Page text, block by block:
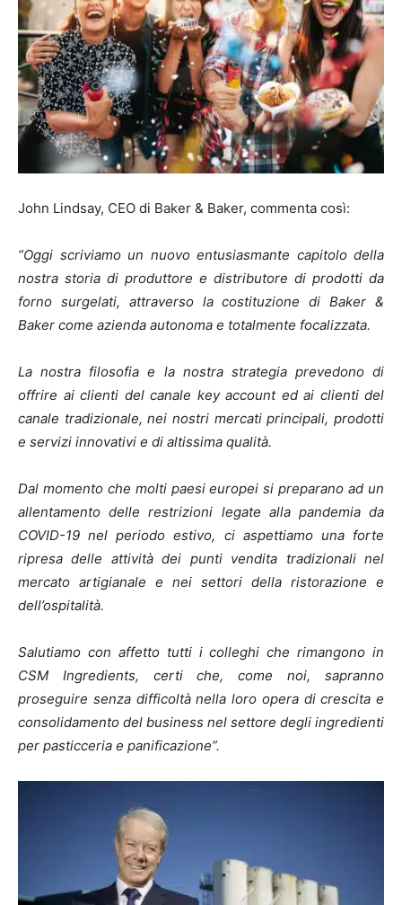
John Lindsay, CEO di Baker & Baker, commenta così:
“Oggi scriviamo un nuovo entusiasmante capitolo della
nostra storia di produttore e distributore di prodotti da
forno surgelati, attraverso la costituzione di Baker &
Baker come azienda autonoma e totalmente focalizzata.
La nostra filosofia e la nostra strategia prevedono di
offrire ai clienti del canale key account ed ai clienti del
canale tradizionale, nei nostri mercati principali, prodotti
e servizi innovativi e di altissima qualità.
Dal momento che molti paesi europei si preparano ad un
allentamento delle restrizioni legate alla pandemia da
COVID-19 nel periodo estivo, ci aspettiamo una forte
ripresa delle attività dei punti vendita tradizionali nel
mercato artigianale e nei settori della ristorazione e
dell’ospitalità.
Salutiamo con affetto tutti i colleghi che rimangono in
CSM Ingredients, certi che, come noi, sapranno
proseguire senza difficoltà nella loro opera di crescita e
consolidamento del business nel settore degli ingredienti
per pasticceria e panificazione”.